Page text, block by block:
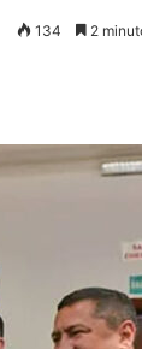
134 2